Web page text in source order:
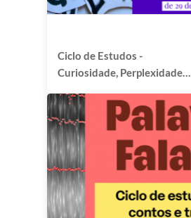
Ciclo de Estudos -
Curiosidade, Perplexidade e